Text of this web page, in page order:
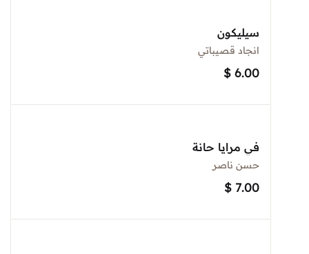
سيليكون
انجاد قصيباتي
$ 6.00
في مرايا حانة
حسن ناصر
$ 7.00